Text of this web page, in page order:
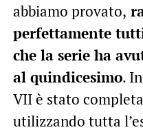
abbiamo provato,
perfettamente
che la serie ha
al quindicesimo.
VII è stato
utilizzando tutta